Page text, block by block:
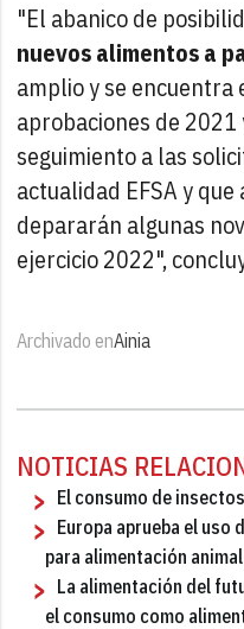
"El abanico de
nuevos alimentos a
amplio y se
aprobaciones de
seguimiento a las
actualidad EFSA y
depararán algunas
ejercicio 2022",
Archivado enAinia
NOTICIAS
El consumo de
Europa aprueba el uso
para alimentación animal
La alimentación del
el consumo como